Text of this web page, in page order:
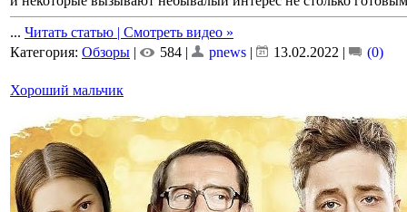
... Читать статью | Смотреть видео »
Категория: Обзоры | 584 | pnews | 13.02.2022 | (0)
Хороший мальчик